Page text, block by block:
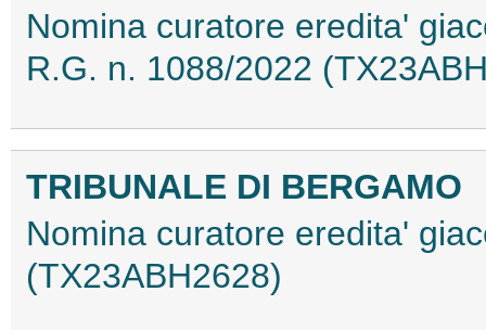
Nomina curatore eredita'
R.G. n. 1088/2022
TRIBUNALE DI BERGAMO
Nomina curatore eredita'
(TX23ABH2628)